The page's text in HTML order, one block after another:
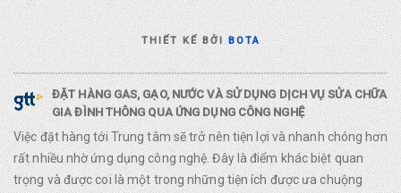
THIẾT KẾ BỞIBOTA
ĐẶT HÀNG GAS, GẠO, NƯỚC VÀ SỬ DỤNG DỊCH VỤ SỬA CHỮA
GIA ĐÌNH THÔNG QUA ỨNG DỤNG CÔNG NGHỆ
Việc đặt hàng tới Trung tâm sẽ trở nên tiện lợi và nhanh chóng hơn
rất nhiều nhờ ứng dụng công nghệ. Đây là điểm khác biệt quan
trọng và được coi là một trong những tiện ích được ưa chuộng